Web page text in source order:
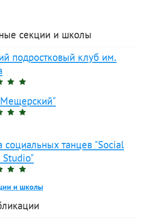
секции и школы
подростковый клуб им.
социальных танцев "Social
Studio"
и школы